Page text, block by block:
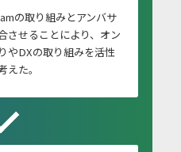
の取り組みとアンバサ
させることにより、オン
やDXの取り組みを活性
た。